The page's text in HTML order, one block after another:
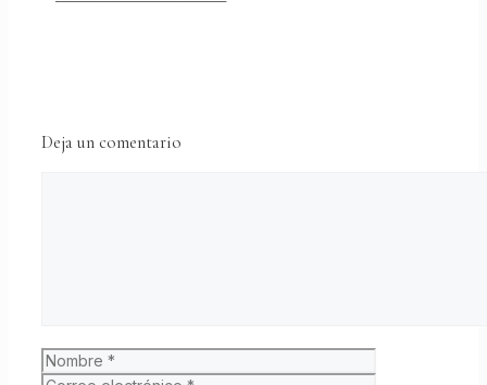
Deja un comentario
Nombre